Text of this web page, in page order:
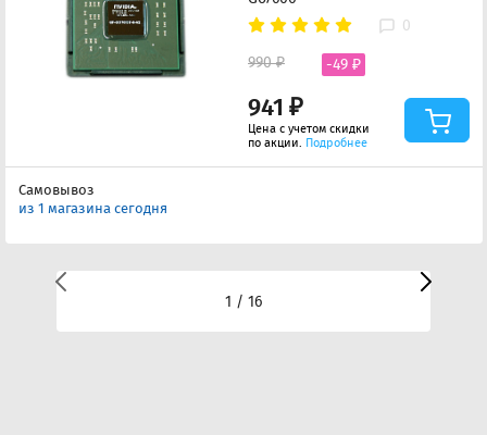
0
941 ₽
990 ₽ -49 ₽
Цена с учетом скидки
по акции. Подробнее
Самовывоз
из 1 магазина сегодня
1 / 16